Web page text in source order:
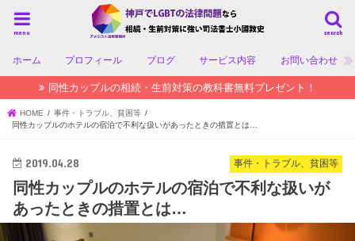
search
menu
ホーム プロフィール ブログ サービス内容 お問い合わせ
同性カップルの相続・生前対策の教科書無料プレゼント！
HOME
事件・トラブル、貧困等
同性カップルのホテルの宿泊で不利な扱いがあったときの措置とは…
事件・トラブル、貧困等
2019.04.28
同性カップルのホテルの宿泊で不利な扱いが
あったときの措置とは…